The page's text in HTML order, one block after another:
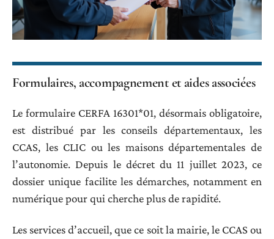
Formulaires, accompagnement et aides associées
Le formulaire CERFA 16301*01, désormais obligatoire,
est distribué par les conseils départementaux, les
CCAS, les CLIC ou les maisons départementales de
l’autonomie. Depuis le décret du 11 juillet 2023, ce
dossier unique facilite les démarches, notamment en
numérique pour qui cherche plus de rapidité.
Les services d’accueil, que ce soit la mairie, le CCAS ou